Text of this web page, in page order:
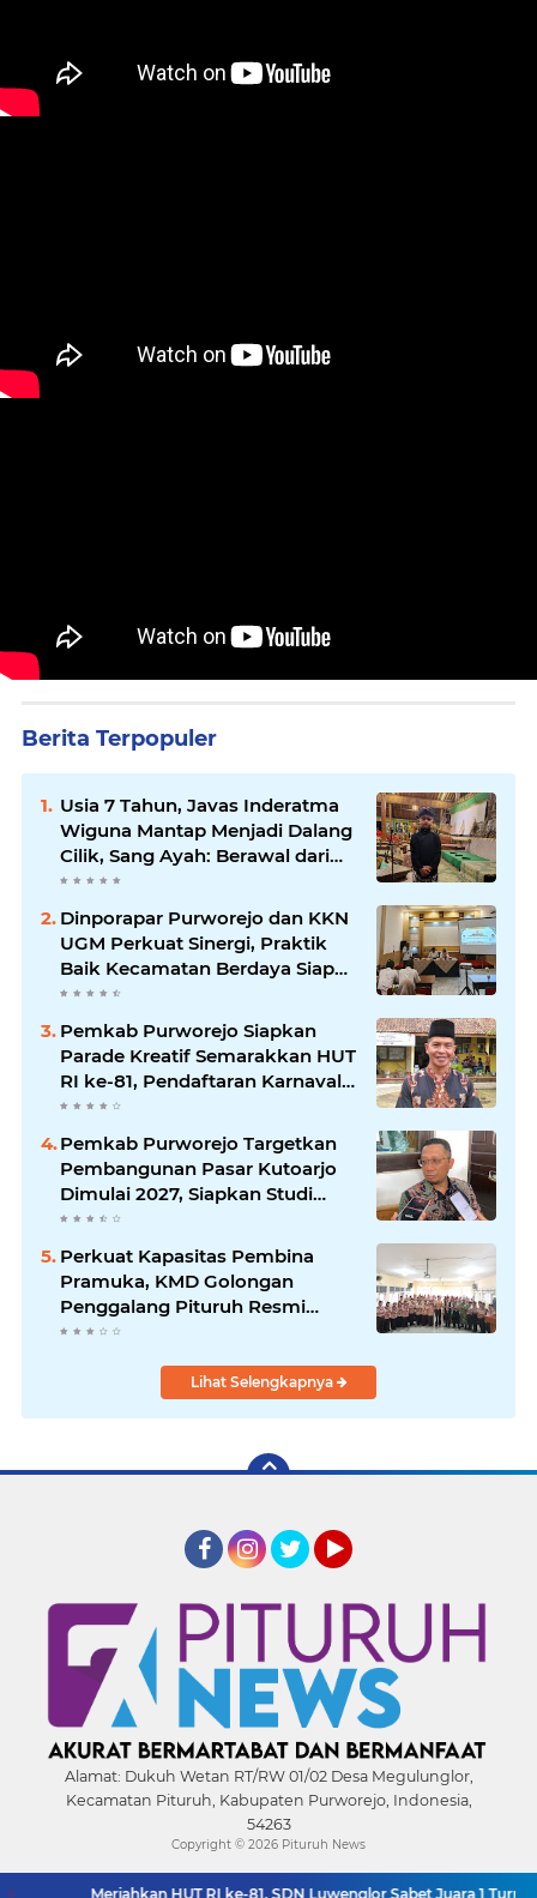
Berita Terpopuler
Usia 7 Tahun, Javas Inderatma
Wiguna Mantap Menjadi Dalang
Cilik, Sang Ayah: Berawal dari
Menonton Wayang di YouTube
Dinporapar Purworejo dan KKN
UGM Perkuat Sinergi, Praktik
Baik Kecamatan Berdaya Siap
Direplikasi
Pemkab Purworejo Siapkan
Parade Kreatif Semarakkan HUT
RI ke-81, Pendaftaran Karnaval
Resmi Dibuka
Pemkab Purworejo Targetkan
Pembangunan Pasar Kutoarjo
Dimulai 2027, Siapkan Studi
Kelayakan hingga DED
Perkuat Kapasitas Pembina
Pramuka, KMD Golongan
Penggalang Pituruh Resmi
Dimulai
Lihat Selengkapnya
Alamat: Dukuh Wetan RT/RW 01/02 Desa Megulunglor,
Kecamatan Pituruh, Kabupaten Purworejo, Indonesia,
54263
Meriahkan HUT RI ke-81, SDN Luwenglor Sabet Juara 1 Turnamen
Copyright © 2026 Pituruh News